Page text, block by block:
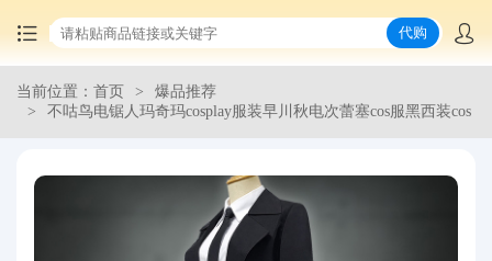
首页
代购
当前位置：首页
爆品推荐
不咕鸟电锯人玛奇玛cosplay服装早川秋电次蕾塞cos服黑西装cos